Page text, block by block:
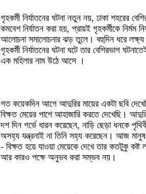
গৃহকর্মী নির্যাতনের ঘটনা নতুন নয়, ঢাকা শহরের
কমবেশ নির্যাতন করা হয়, প্রায়ই গৃহকর্মীকে নির্মম
আলোচনা সমালোচনার ঝড় তুলে। বহুদিন ধরে
গৃহকর্মী নির্যাতনের ঘটনা ঘটে তার বেশিরভাগ
এক মহিলার নাম উঠে আসে ।
গত কয়েকদিন আগে আদুরির মায়ের একটা ছবি
বিক্ষত মেয়ের পাশে আহাজারি করতে দেখেছি।
দশ দিন গর্ভে ধারন করেছেন, নাড়ি ছেড়া ধনকে
অসহ্য যন্ত্রনাই না তিনি সহ্য করেছেন। আজ মানুষ
- বিক্ষত হয়ে যাওয়া মেয়েকে দেখে তার কতটুকু কষ্ট
আর কারও পক্ষে অনুভব করা সম্ভব নয়।